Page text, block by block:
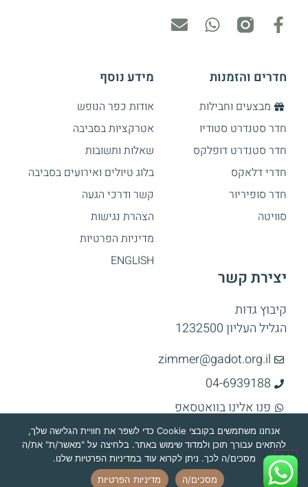
חדרים והזמנות
מבצעים וחבילות
חדר סטנדרט סטודיו
חדר סטנדרט דופלקס
חדרי דלאקס
חדר סופיריור
סוויטה
מידע נוסף
אודות כפר הנופש
אטרקציות בסביבה
שאלות ותשובות
בלוג טיולים ואירועים בסביבה
קשר ודרכי הגעה
הצהרת נגישות
מדיניות הפרטיות
ENGLISH
יצירת קשר
קיבוץ גדות
הגליל העליון 1232500
zimmer@gadot.org.il
04-6939188
פנו אלינו בוואטסאפ
כל הזכויות שמורות לכפר הנופש בקיבוץ גדות ©2026
Site by Visuali
אנחנו משתמשים בקובצי Cookie כדי לשפר את חוויית הגלישה שלך,
להתאים עבורך תוכן ולמדוד שימוש באתר. בלחיצה על "מאשר/ת" את/ה
מסכים/ה לכך. ניתן לקרוא עוד במדיניות הפרטיות שלנו.
מסכים/ה
מדיניות הפרטיות